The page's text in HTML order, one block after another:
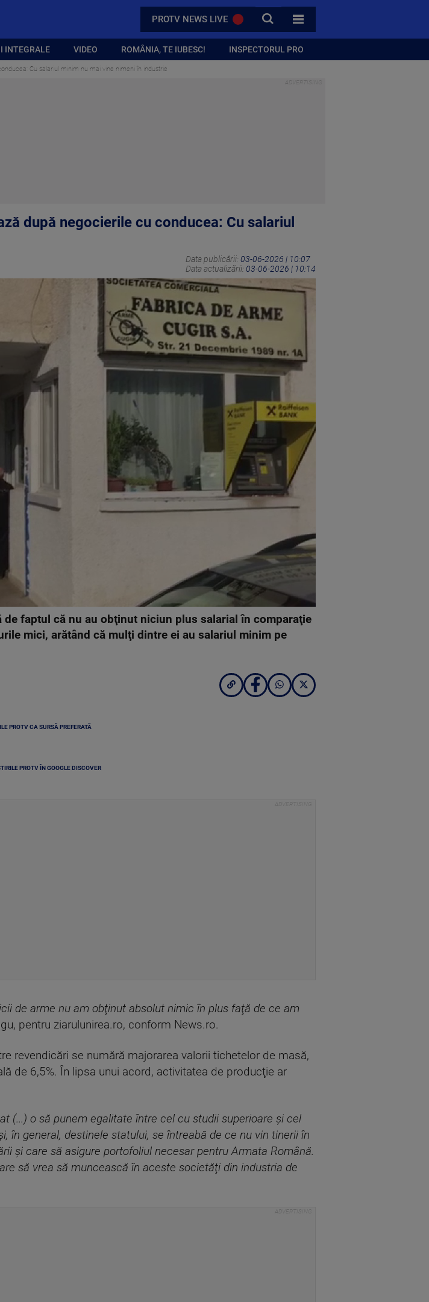
PROTV NEWS LIVE CAUTA
TOATE CATEGORIILE
INTEGRALE VIDEO ROMÂNIA, TE IUBESC! INSPECTORUL PRO
Cu salariul minim nu mai vine nimeni în industrie
după negocierile cu conducea: Cu salariul
Data publicării: 03-06-2026 | 10:07
Data actualizării: 03-06-2026 | 10:14
faptul că nu au obţinut niciun plus salarial în comparaţie
mici, arătând că mulţi dintre ei au salariul minim pe
PROTV CA SURSĂ PREFERATĂ
PROTV ÎN GOOGLE DISCOVER
de arme nu am obţinut absolut nimic în plus faţă de ce am
pentru ziarulunirea.ro, conform News.ro.
revendicări se numără majorarea valorii tichetelor de masă,
de 6,5%. În lipsa unui acord, activitatea de producţie ar
(...) o să punem egalitate între cel cu studii superioare şi cel
în general, destinele statului, se întreabă de ce nu vin tinerii în
şi care să asigure portofoliul necesar pentru Armata Română.
să vrea să muncească în aceste societăţi din industria de